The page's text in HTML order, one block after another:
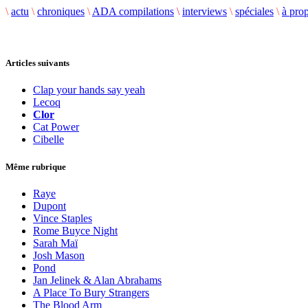
\ actu \ chroniques \ ADA compilations \ interviews \ spéciales \ à
Articles suivants
Clap your hands say yeah
Lecoq
Clor
Cat Power
Cibelle
Même rubrique
Raye
Dupont
Vince Staples
Rome Buyce Night
Sarah Maï
Josh Mason
Pond
Jan Jelinek & Alan Abrahams
A Place To Bury Strangers
The Blood Arm